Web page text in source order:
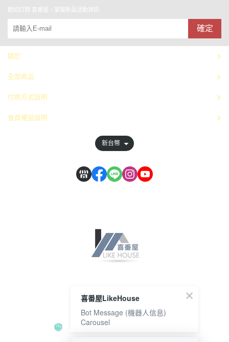
【營業人名稱】豐鈺企業行
【統一編號】40802857
【客服專線】08-7031271
歡迎訂閱 喜番屋，掌握新品活動資訊
確定
關於
全部商品
付款方式說明
會員權益說明
新台幣
喜番屋LikeHouse
Bot Message (機器人信息)
Carousel